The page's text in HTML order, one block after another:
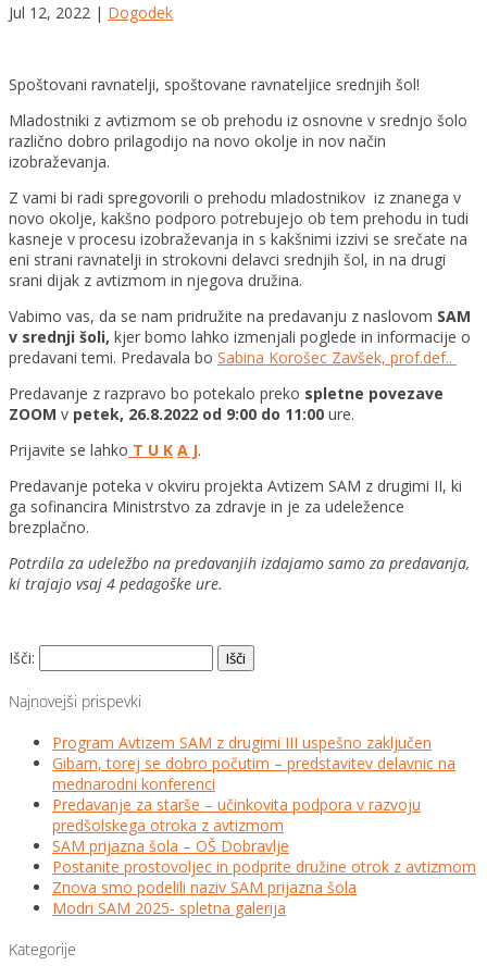
Jul 12, 2022 | Dogodek
Spoštovani ravnatelji, spoštovane ravnateljice srednjih šol!
Mladostniki z avtizmom se ob prehodu iz osnovne v srednjo šolo
različno dobro prilagodijo na novo okolje in nov način
izobraževanja.
Z vami bi radi spregovorili o prehodu mladostnikov iz znanega v
novo okolje, kakšno podporo potrebujejo ob tem prehodu in tudi
kasneje v procesu izobraževanja in s kakšnimi izzivi se srečate na
eni strani ravnatelji in strokovni delavci srednjih šol, in na drugi
srani dijak z avtizmom in njegova družina.
Vabimo vas, da se nam pridružite na predavanju z naslovom SAM
v srednji šoli, kjer bomo lahko izmenjali poglede in informacije o
predavani temi. Predavala bo Sabina Korošec Zavšek, prof.def..
Predavanje z razpravo bo potekalo preko spletne povezave
ZOOM v petek, 26.8.2022 od 9:00 do 11:00 ure.
Prijavite se lahko T U K A J.
Predavanje poteka v okviru projekta Avtizem SAM z drugimi II, ki
ga sofinancira Ministrstvo za zdravje in je za udeležence
brezplačno.
Potrdila za udeležbo na predavanjih izdajamo samo za predavanja,
ki trajajo vsaj 4 pedagoške ure.
Išči:
Najnovejši prispevki
Program Avtizem SAM z drugimi III uspešno zaključen
Gibam, torej se dobro počutim – predstavitev delavnic na
mednarodni konferenci
Predavanje za starše – učinkovita podpora v razvoju
predšolskega otroka z avtizmom
SAM prijazna šola – OŠ Dobravlje
Postanite prostovoljec in podprite družine otrok z avtizmom
Znova smo podelili naziv SAM prijazna šola
Modri SAM 2025- spletna galerija
Kategorije